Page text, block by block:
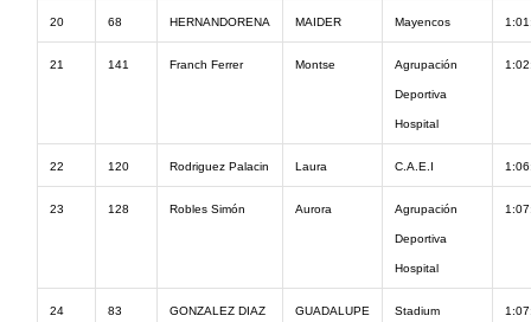
20 68 HERNANDORENA MAIDER Mayencos
21 141 Franch Ferrer Montse Agrupación
Deportiva
Hospital
22 120 Rodriguez Palacin Laura C.A.E.I
23 128 Robles Simón Aurora Agrupación
Deportiva
Hospital
24 83 GONZALEZ DIAZ GUADALUPE Stadium